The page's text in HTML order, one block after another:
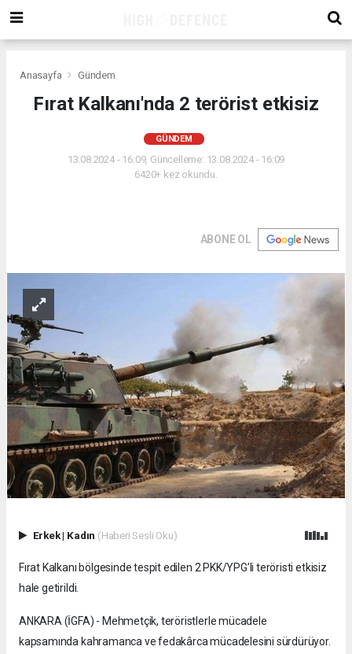
Anasayfa Gündem
Fırat Kalkanı'nda 2 terörist etkisiz
GÜNDEM
13.08.2024 - 16:09, Güncelleme: 13.08.2024 - 16:09
6420+ kez okundu.
ABONE OL
Erkek| Kadın (Haberi Sesli Oku)
Fırat Kalkanı bölgesinde tespit edilen 2 PKK/YPG’li teröristi etkisiz
hale getirildi.
ANKARA (İGFA) - Mehmetçik, teröristlerle mücadele
kapsamında kahramanca ve fedakârca mücadelesini sürdürüyor.